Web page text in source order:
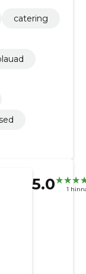
catering
5.0 1